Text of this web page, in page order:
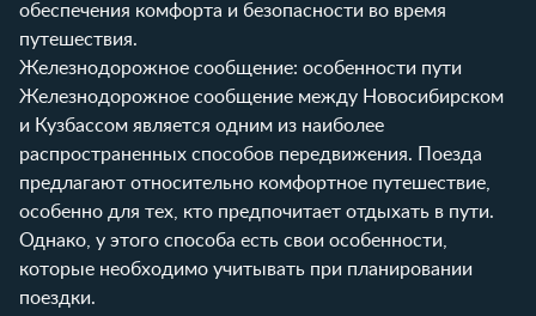
обеспечения комфорта и безопасности во время
путешествия.
Железнодорожное сообщение: особенности пути
Железнодорожное сообщение между Новосибирском
и Кузбассом является одним из наиболее
распространенных способов передвижения. Поезда
предлагают относительно комфортное путешествие,
особенно для тех, кто предпочитает отдыхать в пути.
Однако, у этого способа есть свои особенности,
которые необходимо учитывать при планировании
поездки.